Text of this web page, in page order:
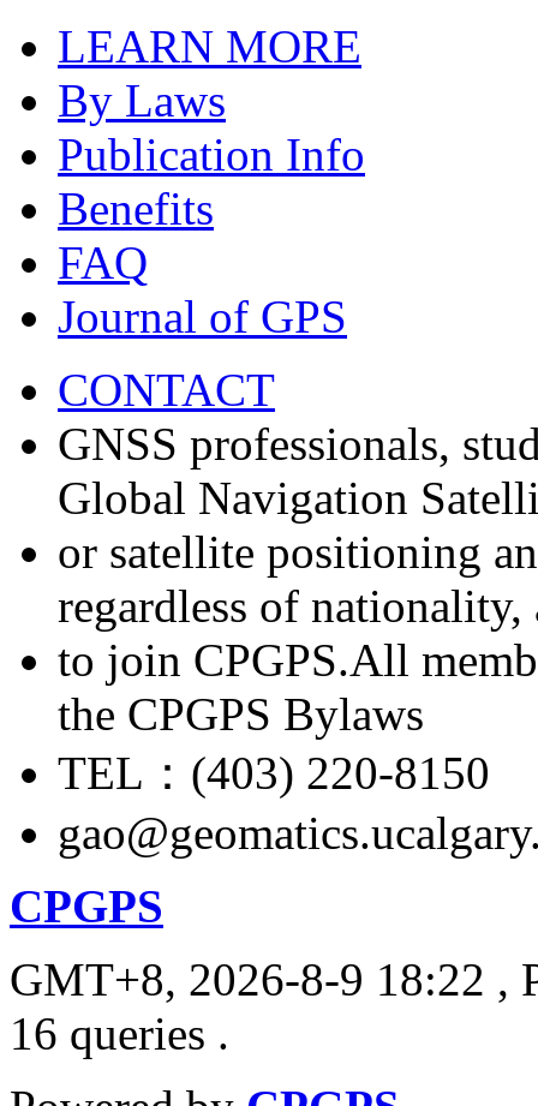
LEARN MORE
By Laws
Publication Info
Benefits
FAQ
Journal of GPS
CONTACT
GNSS professionals,
Global Navigation
or satellite positioning
regardless of nationality,
to join CPGPS.All
the CPGPS Bylaws
TEL：(403) 220-8150
CPGPS
GMT+8, 2026-8-9 18:22 ,
16 queries .